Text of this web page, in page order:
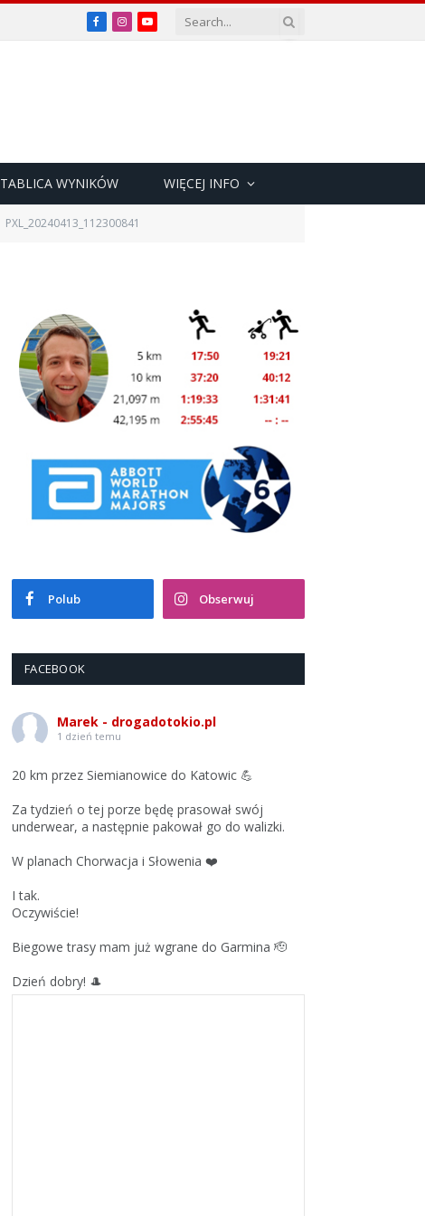
Facebook
InstagramYouTube
TABLICA WYNIKÓW WIĘCEJ INFO
PXL_20240413_112300841
Polub Obserwuj
FACEBOOK
Marek - drogadotokio.pl
1 dzień temu
20 km przez Siemianowice do Katowic 💪
Za tydzień o tej porze będę prasował swój
underwear, a następnie pakował go do walizki.
W planach Chorwacja i Słowenia ❤️
I tak.
Oczywiście!
Biegowe trasy mam już wgrane do Garmina 🫡
Dzień dobry! 🎩